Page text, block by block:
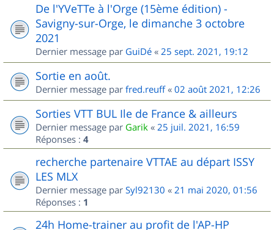
De l'YVeTTe à l'Orge (15ème édition) -
Savigny-sur-Orge, le dimanche 3 octobre
2021
Dernier message par GuiDé « 25 sept. 2021, 19:12
Sortie en août.
Dernier message par fred.reuff« 02 août 2021, 12:26
Sorties VTT BUL Ile de France & ailleurs
Dernier message par Garik « 25 juil. 2021, 16:59
Réponses : 4
recherche partenaire VTTAE au départ ISSY
LES MLX
Dernier message par Syl92130 « 21 mai 2020, 01:56
Réponses : 1
24h Home-trainer au profit de l'AP-HP